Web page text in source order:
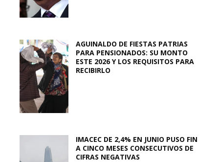
AGUINALDO DE FIESTAS PATRIAS
PARA PENSIONADOS: SU MONTO
ESTE 2026 Y LOS REQUISITOS PARA
RECIBIRLO
IMACEC DE 2,4% EN JUNIO PUSO FIN
A CINCO MESES CONSECUTIVOS DE
CIFRAS NEGATIVAS